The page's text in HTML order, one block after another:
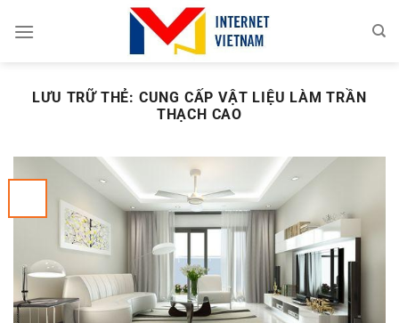
đến
LƯU TRỮ THẺ: CUNG CẤP VẬT LIỆU LÀM TRẦN
THẠCH CAO